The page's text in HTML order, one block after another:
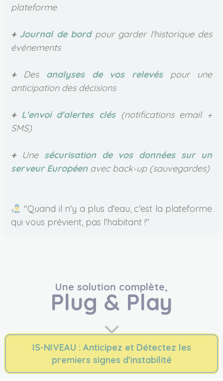
plateforme
+ Journal de bordpour garder l'historique des
événements
+ Des analyses de vos relevéspour une
anticipation des décisions
+ L'envoi d'alertes clés(notifications email +
SMS)
+ Une sécurisation de vos données sur un
serveur Européen avec back-up (sauvegardes)
"Quand il n'y a plus d'eau, c'est la plateforme
qui vous prévient, pas l'habitant !"
Une solution complète,
Plug & Play
IS-NIVEAU : Anticipez et Détectez les
premiers signes d'instabilité